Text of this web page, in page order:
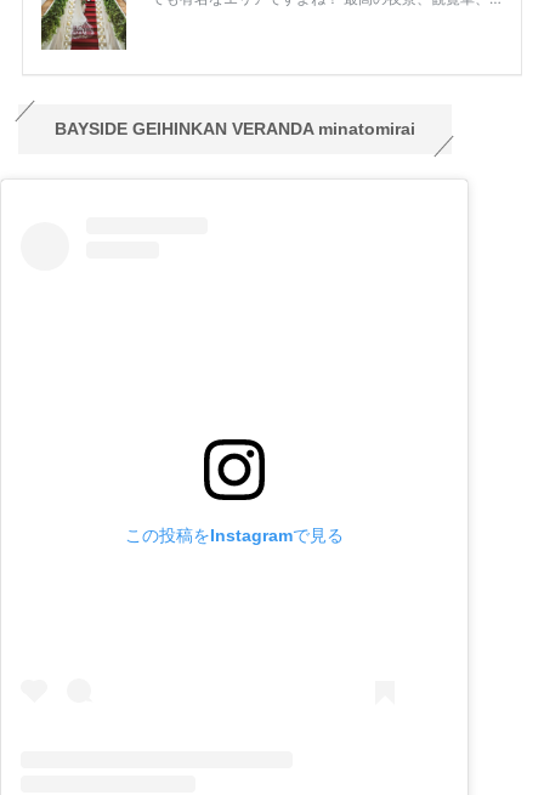
BAYSIDE GEIHINKAN VERANDA minatomirai
この投稿をInstagramで見る